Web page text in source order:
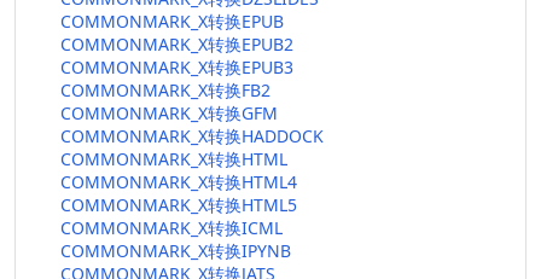
COMMONMARK_X转换EPUB
COMMONMARK_X转换EPUB2
COMMONMARK_X转换EPUB3
COMMONMARK_X转换FB2
COMMONMARK_X转换GFM
COMMONMARK_X转换HADDOCK
COMMONMARK_X转换HTML
COMMONMARK_X转换HTML4
COMMONMARK_X转换HTML5
COMMONMARK_X转换ICML
COMMONMARK_X转换IPYNB
COMMONMARK_X转换JATS